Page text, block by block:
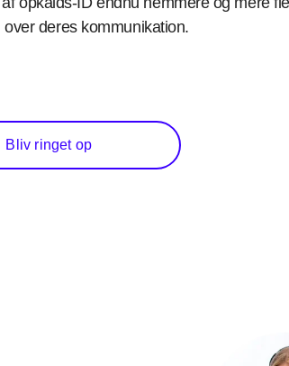
deres kommunikation.
Bliv ringet op